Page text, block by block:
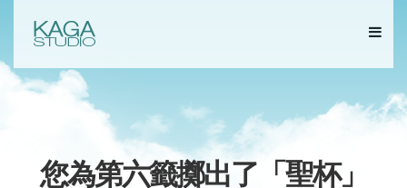
您為第六籤擲出了「聖杯」